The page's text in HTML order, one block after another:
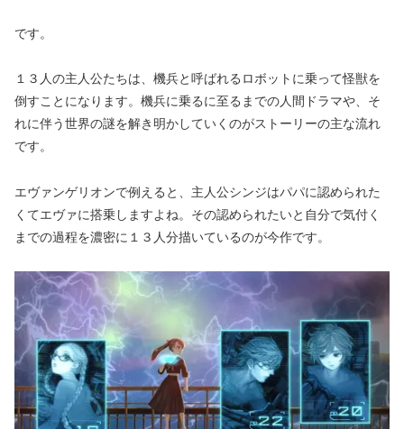
です。
１３人の主人公たちは、機兵と呼ばれるロボットに乗って怪獣を
倒すことになります。機兵に乗るに至るまでの人間ドラマや、そ
れに伴う世界の謎を解き明かしていくのがストーリーの主な流れ
です。
エヴァンゲリオンで例えると、主人公シンジはパパに認められた
くてエヴァに搭乗しますよね。その認められたいと自分で気付く
までの過程を濃密に１３人分描いているのが今作です。